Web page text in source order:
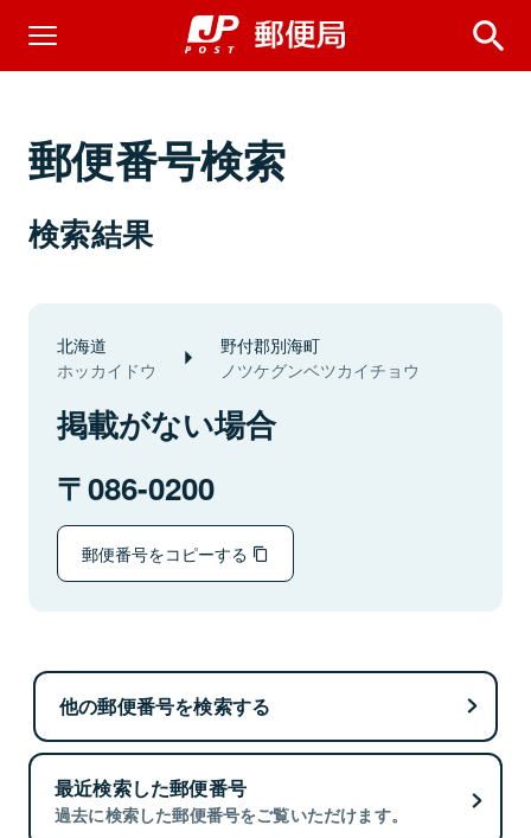
郵便番号検索
検索結果
北海道
ホッカイドウ
野付郡別海町
ノツケグンベツカイチョウ
掲載がない場合
086-0200
郵便番号をコピーする
他の郵便番号を検索する
最近検索した郵便番号
過去に検索した郵便番号をご覧いただけます。